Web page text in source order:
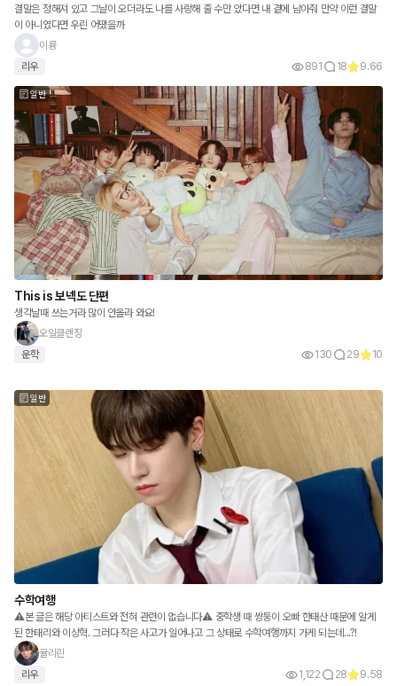
결말은 정해져 있고 그날이 오더라도 나를 사랑해 줄 수만 았다면 내 곁에 남아줘 만약 이런 결말
이 아니였다면 우린 어땠을까
이륭
리우
891 18 9.66
일반
This is 보넥도 단편
생각날때 쓰는거라 많이 안올라 와요!
오일클렌징
운학
130 29 10
일반
수학여행
⚠️본 글은 해당 아티스트와 전혀 관련이 없습니다⚠️ 중학생 때 쌍둥이 오빠 한태산 때문에 알게
된 한태리와 이상혁. 그러다 작은 사고가 일어나고 그 상태로 수학여행까지 가게 되는데...?!
귤리린
리우
1,122 28 9.58